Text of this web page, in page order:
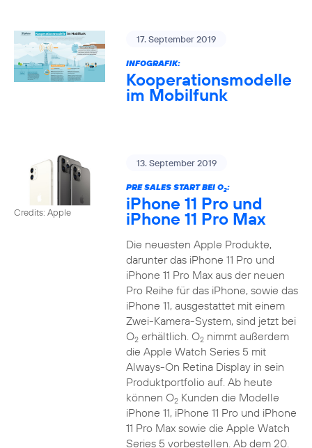
17. September 2019
INFOGRAFIK:
Kooperationsmodelle
im Mobilfunk
Credits: Apple
13. September 2019
PRE SALES START BEI O2:
iPhone 11 Pro und
iPhone 11 Pro Max
Die neuesten Apple Produkte,
darunter das iPhone 11 Pro und
iPhone 11 Pro Max aus der neuen
Pro Reihe für das iPhone, sowie das
iPhone 11, ausgestattet mit einem
Zwei-Kamera-System, sind jetzt bei
O2erhältlich. O2nimmt außerdem
die Apple Watch Series 5 mit
Always-On Retina Display in sein
Produktportfolio auf. Ab heute
können O2Kunden die Modelle
iPhone 11, iPhone 11 Pro und iPhone
11 Pro Max sowie die Apple Watch
Series 5 vorbestellen. Ab dem 20.